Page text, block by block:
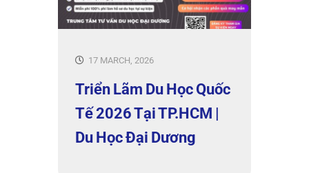
17 MARCH, 2026
Triển Lãm Du Học Quốc
Tế 2026 Tại TP.HCM |
Du Học Đại Dương